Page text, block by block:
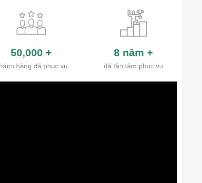
50,000 +
hàng đã phục vụ
8 năm +
đã tận tâm phục vụ